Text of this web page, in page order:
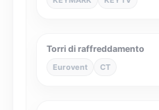
Torri di raffreddamento
Eurovent CT